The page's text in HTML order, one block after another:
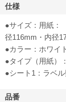
仕様
●サイズ：用紙
径116mm・内径
●カラー：ホワイ
●タイプ（用紙）
●シート1：ラベ
品番